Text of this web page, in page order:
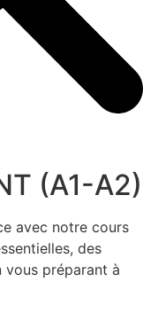
(A1-A2)
avec notre cours
des
vous préparant à